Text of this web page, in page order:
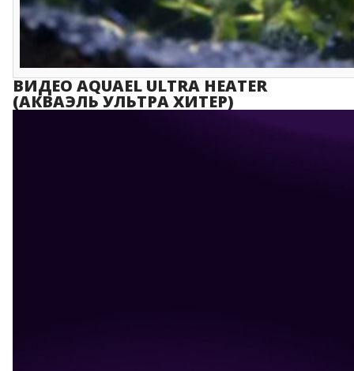
ВИДЕО AQUAEL ULTRA HEATER
(АКВАЭЛЬ УЛЬТРА ХИТЕР)